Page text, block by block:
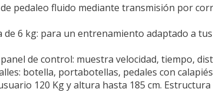
pedaleo fluido mediante transmisión por
de 6 kg: para un entrenamiento adaptado a
de control: muestra velocidad, tiempo,
botella, portabotellas, pedales con
120 Kg y altura hasta 185 cm.